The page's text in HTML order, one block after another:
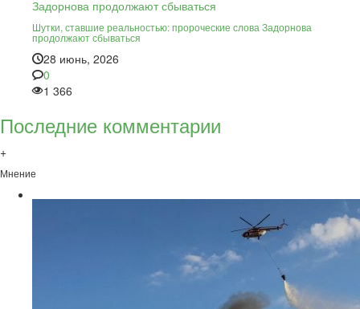
Шутки, ставшие реальностью: пророческие слова Задорнова
продолжают сбываться
28 июнь, 2026
0
1 366
Последние комментарии
+
Мнение